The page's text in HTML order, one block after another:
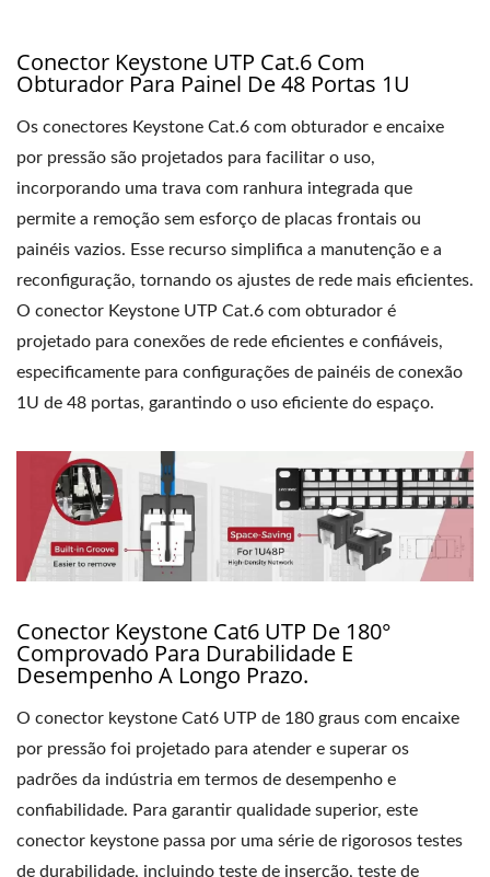
Conector Keystone UTP Cat.6 Com
Obturador Para Painel De 48 Portas 1U
Os conectores Keystone Cat.6 com obturador e encaixe
por pressão são projetados para facilitar o uso,
incorporando uma trava com ranhura integrada que
permite a remoção sem esforço de placas frontais ou
painéis vazios. Esse recurso simplifica a manutenção e a
reconfiguração, tornando os ajustes de rede mais eficientes.
O conector Keystone UTP Cat.6 com obturador é
projetado para conexões de rede eficientes e confiáveis,
especificamente para configurações de painéis de conexão
1U de 48 portas, garantindo o uso eficiente do espaço.
Conector Keystone Cat6 UTP De 180°
Comprovado Para Durabilidade E
Desempenho A Longo Prazo.
O conector keystone Cat6 UTP de 180 graus com encaixe
por pressão foi projetado para atender e superar os
padrões da indústria em termos de desempenho e
confiabilidade. Para garantir qualidade superior, este
conector keystone passa por uma série de rigorosos testes
de durabilidade, incluindo teste de inserção, teste de